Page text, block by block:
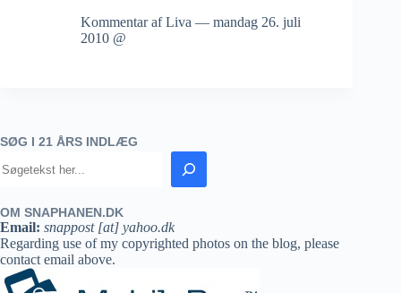
Kommentar af Liva — mandag 26. juli
2010 @
SØG I 21 ÅRS INDLÆG
OM SNAPHANEN.DK
Email: snappost [at] yahoo.dk
Regarding use of my copyrighted photos on the blog, please
contact email above.